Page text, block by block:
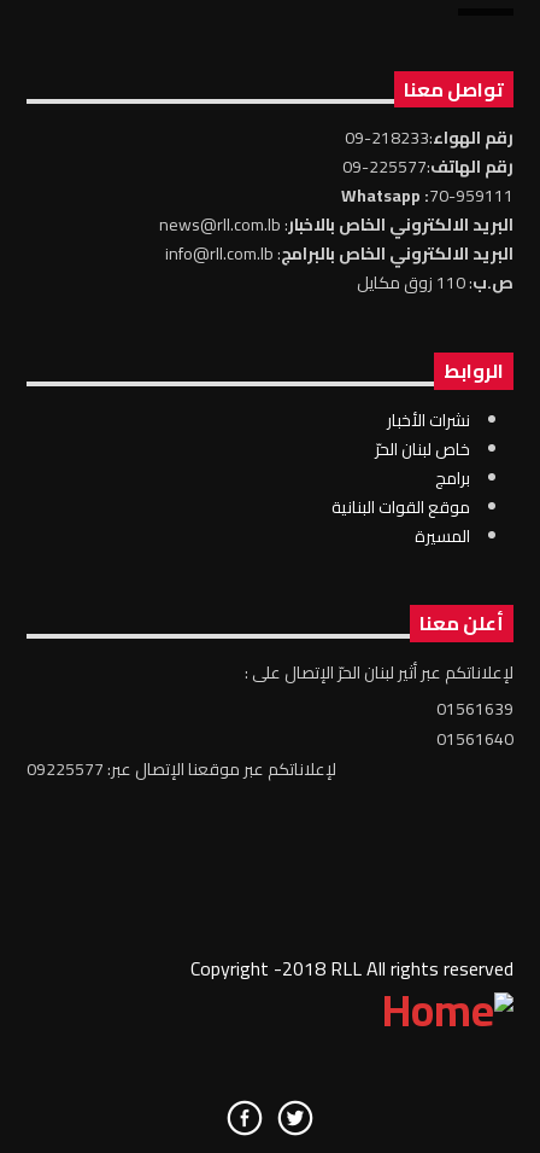
تواصل معنا
رقم الهواء:218233-09
رقم الهاتف:225577-09
70-959111
: Whatsapp
البريد الالكتروني الخاص بالاخبار: news@rll.com.lb
البريد الالكتروني الخاص بالبرامج: info@rll.com.lb
ص.ب: 110 زوق مكايل
الروابط
نشرات الأخبار
خاص لبنان الحرّ
برامج
موقع القوات البنانية
المسيرة
أعلن معنا
لإعلاناتكم عبر أثير لبنان الحرّ الإتصال على :
01561639
01561640
لإعلاناتكم عبر موقعنا الإتصال عبر: 09225577
Copyright -2018 RLL All rights reserved